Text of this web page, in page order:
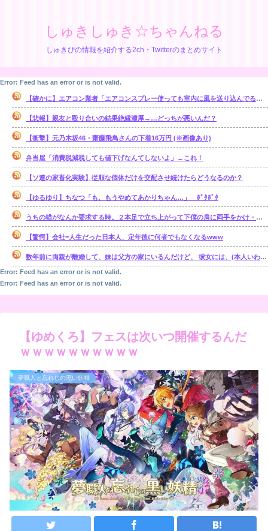
しゅきしゅき☆ちゃんねる
しゅきぴの情報を紹介する2ch・Twitterのまとめサイト
Error: Feed has an error or is not valid.
【確かに】エアコン業者「エアコンスプレー使っても室内に風を送り込んでるファンは汚いままですよ」
【悲報】親友と殴り合いの結果絶縁濃厚→…どっちが悪いんだ？
【衝撃】元乃木坂46・齋藤飛鳥さんの下着16万円 (※画像あり)
弁当屋「消費税減税しても値下げなんてしないよ」←これ！
【ソ連の家畜化実験】従順な個体だけを交配させ続けたらどうなるのか？
【ゆるゆり】ちなつ「も、もうやめてあかりちゃん…」 ﾎﾞﾀﾎﾞﾀ
うちの猫がなんか要求する時。２本足で立ち上がって下僕の肩に両手をかけ・・・【再】
【驚愕】会社=人生だった日本人、定年後に何者でもなくなるwww
数年前に両親が離婚して、妹は父方の家にいるんだけど、 彼女には、(本人いわく)霊感があるらしい。【再】
Error: Feed has an error or is not valid.
Error: Feed has an error or is not valid.
【ゆめくろ】フェスは次いつ開催するんだ
ｗｗｗｗｗｗｗｗｗｗ
夢職人と忘れじの黒い妖精